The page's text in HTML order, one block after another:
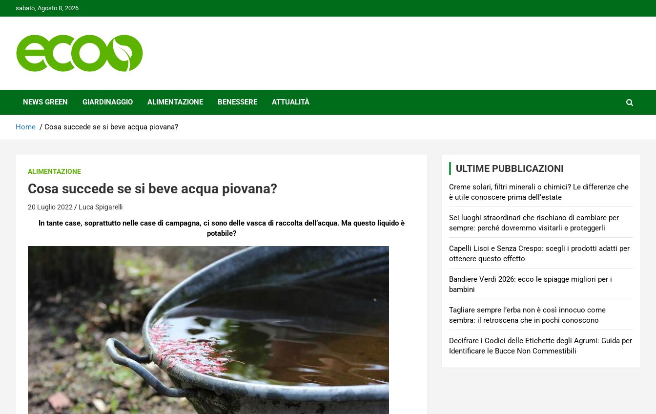
to
sabato, Agosto 8, 2026
Ecoo.it
NEWS GREEN GIARDINAGGIO ALIMENTAZIONE BENESSERE ATTUALITÀ
Home Cosa succede se si beve acqua piovana?
ALIMENTAZIONE
Cosa succede se si beve acqua piovana?
20 Luglio 2022 Luca Spigarelli
In tante case, soprattutto nelle case di campagna, ci sono delle vasca di raccolta dell’acqua. Ma questo liquido è
potabile?
ULTIME PUBBLICAZIONI
Creme solari, filtri minerali o chimici? Le differenze che
è utile conoscere prima dell’estate
Sei luoghi straordinari che rischiano di cambiare per
sempre: perché dovremmo visitarli e proteggerli
Capelli Lisci e Senza Crespo: scegli i prodotti adatti per
ottenere questo effetto
Bandiere Verdi 2026: ecco le spiagge migliori per i
bambini
Tagliare sempre l’erba non è così innocuo come
sembra: il retroscena che in pochi conoscono
Decifrare i Codici delle Etichette degli Agrumi: Guida per
Identificare le Bucce Non Commestibili